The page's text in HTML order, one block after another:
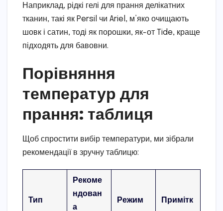
Наприклад, рідкі гелі для прання делікатних
тканин, такі як Persil чи Ariel, м’яко очищають
шовк і сатин, тоді як порошки, як-от Tide, краще
підходять для бавовни.
Порівняння
температур для
прання: таблиця
Щоб спростити вибір температури, ми зібрали
рекомендації в зручну таблицю:
Тип
Рекоме
ндован
а
Режим
Примітк